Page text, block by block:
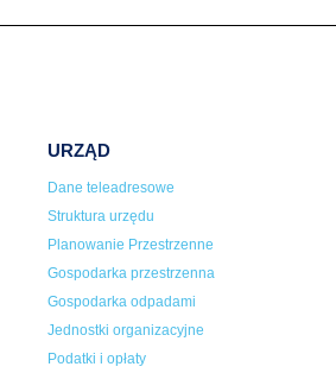
URZĄD
Dane teleadresowe
Struktura urzędu
Planowanie Przestrzenne
Gospodarka przestrzenna
Gospodarka odpadami
Jednostki organizacyjne
Podatki i opłaty